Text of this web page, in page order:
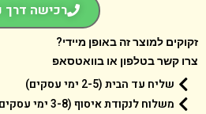
רכישה דרך נציג
למוצר זה באופן מיידי?
קשר בטלפון או בוואטסאפ
שליח עד הבית (2-5 ימי עסקים)
משלוח לנקודת איסוף (3-8 ימי עסקים)